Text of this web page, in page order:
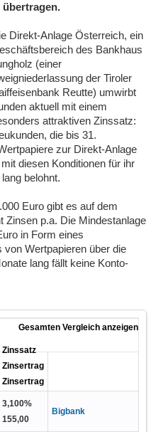
Direkt-Anlage Österreich, ein
des Bankhaus
(einer
der Tiroler
Reutte) umwirbt
aktuell mit einem
attraktiven Zinssatz:
die bis 31.
zur Direkt-Anlage
diesen Konditionen für ihr
belohnt.
Euro gibt es auf dem
Zinsen p.a. Die Mindestanlage
in Form eines
Wertpapieren über die
lang fällt keine Konto-
Gesamten Vergleich anzeigen
Zinssatz
Zinsertrag
Zinsertrag
3,100%
155,00
Bigbank